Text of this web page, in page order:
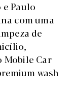
Paulo
com uma
de
Mobile Car
wash